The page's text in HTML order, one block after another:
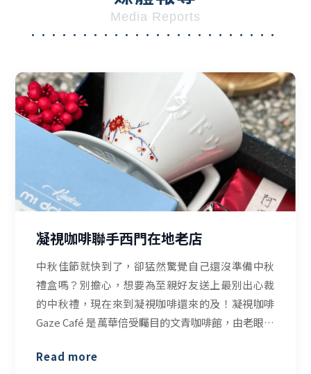
Media Reports
........................
凝視咖啡聯手西門在地老店
中秋佳節就快到了，卻猛然驚覺自己還沒準備中秋
禮盒嗎？別擔心，想要為至親好友送上最別出心裁
的中秋禮，現在來到凝視咖啡還來的及！凝視咖啡
Gaze Café 是萬華倍受矚目的文青咖啡館，由老眼鏡
咖啡以及烘焙產品廣受消費者喜愛，而今年凝視咖
Read more